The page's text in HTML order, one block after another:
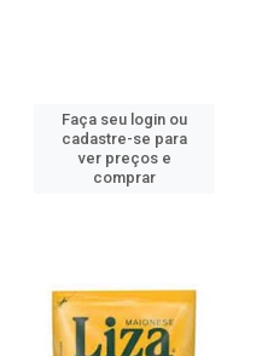
Faça seu login ou
cadastre-se para
ver preços e
comprar